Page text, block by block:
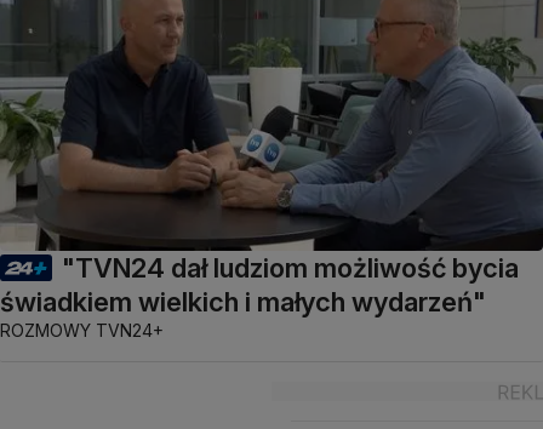
"TVN24 dał ludziom możliwość bycia
świadkiem wielkich i małych wydarzeń"
ROZMOWY TVN24+